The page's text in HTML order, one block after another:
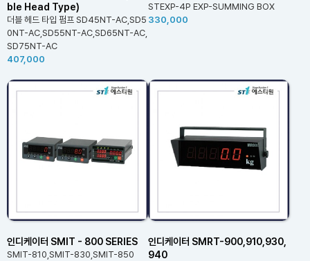
ble Head Type)
더블 헤드 타입 펌프 SD45NT-AC,SD5
0NT-AC,SD55NT-AC,SD65NT-AC,
SD75NT-AC
407,000
STEXP-4P EXP-SUMMING BOX
330,000
인디케이터 SMIT - 800 SERIES
SMIT-810,SMIT-830,SMIT-850
인디케이터 SMRT-900,910,930,
940